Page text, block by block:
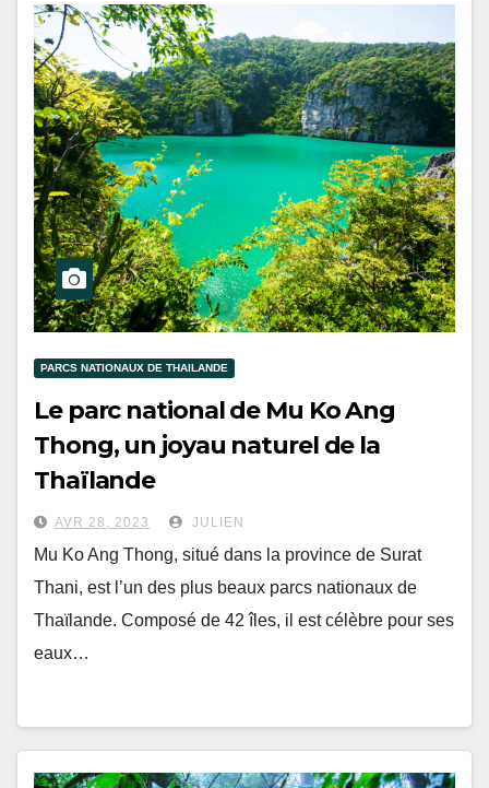
PARCS NATIONAUX DE THAILANDE
Le parc national de Mu Ko Ang
Thong, un joyau naturel de la
Thaïlande
AVR 28, 2023 JULIEN
Mu Ko Ang Thong, situé dans la province de Surat
Thani, est l’un des plus beaux parcs nationaux de
Thaïlande. Composé de 42 îles, il est célèbre pour ses
eaux…